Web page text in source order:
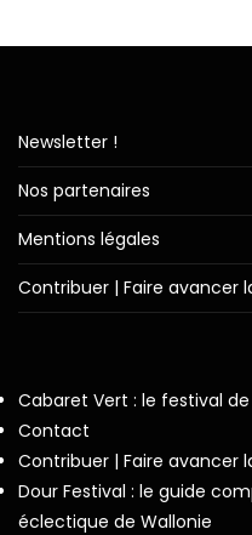
Newsletter !
Nos partenaires
Mentions légales
Contribuer | Faire avancer
Cabaret Vert : le festival
Contact
Contribuer | Faire avancer
Dour Festival : le guide
éclectique de Wallonie